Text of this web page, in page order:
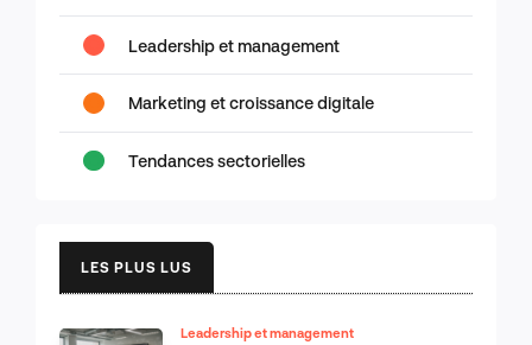
Leadership et management
Marketing et croissance digitale
Tendances sectorielles
LES PLUS LUS
Leadership et management